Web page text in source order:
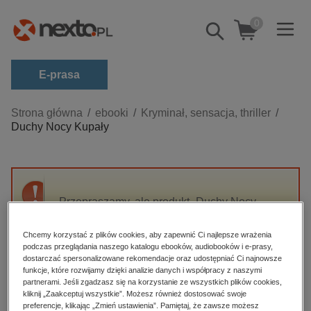
Pokaż/schowaj
wyszukiwarkę
0
E-prasa
Kategorie
Zobacz wszystkie E-prasa
budownictwo, aranżacja wnętrz
darmowe wydania
edukacja
hobby, sport, rozrywka
komputery, internet, technologie, informatyka
Strona główna ebooki
Kryminał, sensacja, thriller
Duchy Nocy Kupały
Przepraszamy, ale produkt „Duchy Nocy
High-contrast mode
Polecane
Chcemy korzystać z plików cookies, aby zapewnić Ci najlepsze wrażenia
podczas przeglądania naszego katalogu ebooków, audiobooków i e-prasy,
dostarczać spersonalizowane rekomendacje oraz udostępniać Ci najnowsze
funkcje, które rozwijamy dzięki analizie danych i współpracy z naszymi
partnerami. Jeśli zgadzasz się na korzystanie ze wszystkich plików cookies,
kliknij „Zaakceptuj wszystkie”. Możesz również dostosować swoje
preferencje, klikając „Zmień ustawienia”. Pamiętaj, że zawsze możesz